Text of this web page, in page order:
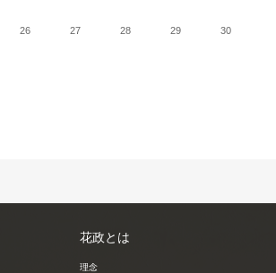
26 27 28 29 30
花政とは
理念